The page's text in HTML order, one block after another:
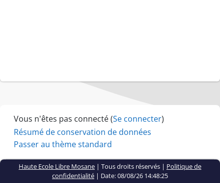
Vous n'êtes pas connecté (Se connecter)
Résumé de conservation de données
Passer au thème standard
Haute Ecole Libre Mosane | Tous droits réservés | Politique de
confidentialité | Date: 08/08/26 14:48:25